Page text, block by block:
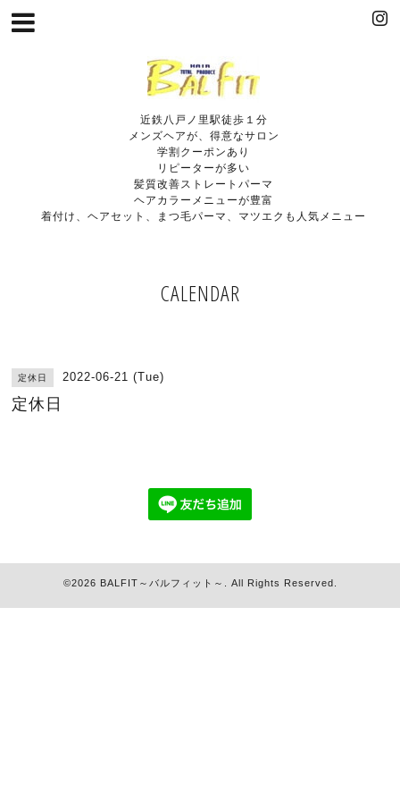
近鉄八戸ノ里駅徒歩１分
メンズヘアが、得意なサロン
学割クーポンあり
リピーターが多い
髪質改善ストレートパーマ
ヘアカラーメニューが豊富
着付け、ヘアセット、まつ毛パーマ、マツエクも人気メニュー
CALENDAR
定休日 2022-06-21 (Tue)
定休日
©2026 BALFIT～バルフィット～ . All Rights Reserved.